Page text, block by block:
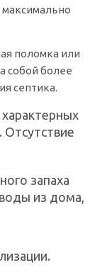
максимально
поломка или
собой более
септика.
Отсутствие
запаха
из дома,